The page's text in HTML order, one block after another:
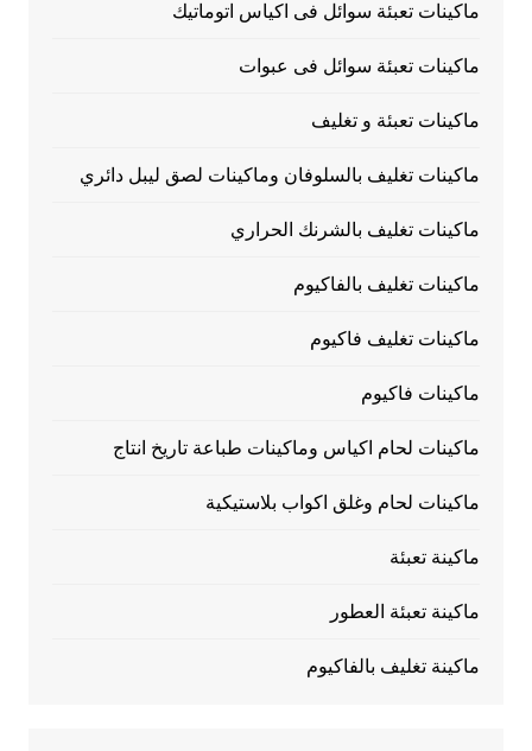
ماكينات تعبئة سوائل فى اكياس اتوماتيك
ماكينات تعبئة سوائل فى عبوات
ماكينات تعبئة و تغليف
ماكينات تغليف بالسلوفان وماكينات لصق ليبل دائري
ماكينات تغليف بالشرنك الحراري
ماكينات تغليف بالفاكيوم
ماكينات تغليف فاكيوم
ماكينات فاكيوم
ماكينات لحام اكياس وماكينات طباعة تاريخ انتاج
ماكينات لحام وغلق اكواب بلاستيكية
ماكينة تعبئة
ماكينة تعبئة العطور
ماكينة تغليف بالفاكيوم